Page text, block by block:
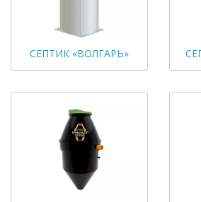
СЕПТИК «ВОЛГАРЬ»